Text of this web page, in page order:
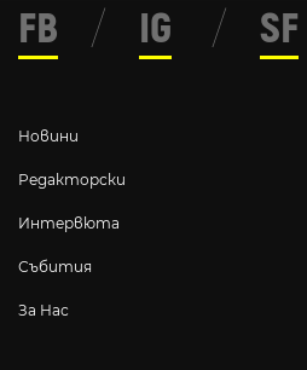
Новини
Редакторски
Интервюта
Събития
За Нас
FB / IG / SF